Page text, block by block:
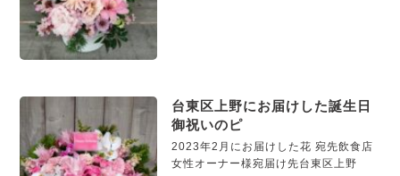
台東区上野にお届けした誕生日
御祝いのピ
2023年2月にお届けした花 宛先飲食店
女性オーナー様宛届け先台東区上野